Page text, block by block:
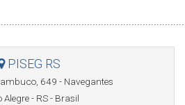
PISEG RS
649 - Navegantes
Alegre - RS - Brasil